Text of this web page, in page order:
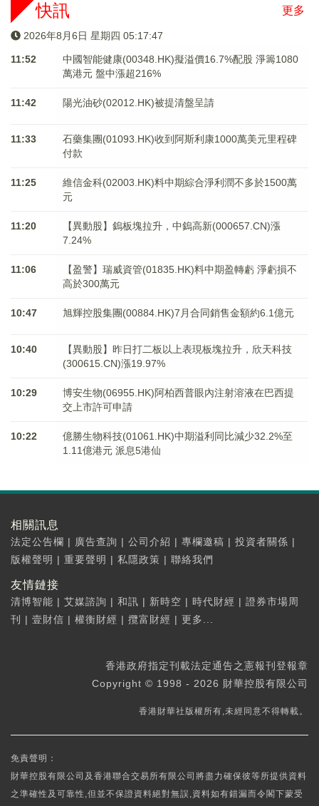
更多
快訊
2026年8月6日 星期四 05:17:48
11:52
中國智能健康(00348.HK)擬溢價16.7%配股 淨籌1080
萬港元 ​​​​​​​盤中漲超216%
11:42 陽光油砂(02012.HK)被提清盤呈請
11:33
石藥集團(01093.HK)收到阿斯利康1000萬美元里程碑
付款
11:25
維信金科(02003.HK)料中期綜合淨利潤不多於1500萬
元
11:20
【異動股】鎢板塊拉升，中鎢高新(000657.CN)漲
7.24%
11:06
【盈警】瑞威資管(01835.HK)料中期盈轉虧 淨虧損不
高於300萬元
10:47 旭輝控股集團(00884.HK)7月合同銷售金額約6.1億元
10:40
【異動股】昨日打二板以上表現板塊拉升，欣天科技
(300615.CN)漲19.97%
10:29
博安生物(06955.HK)阿柏西普眼內注射溶液在巴西提
交上市許可申請
10:22
億勝生物科技(01061.HK)中期溢利同比減少32.2%至
1.11億港元 派息5港仙
相關訊息
法定公告欄 | 廣告查詢 | 公司介紹 | 專欄邀稿 | 投資者關係 |
版權聲明 | 重要聲明 | 私隱政策 | 聯絡我們
友情鏈接
清博智能 | 艾媒諮詢 | 和訊 | 新時空 | 時代財經 | 證券市場周
刊
| 壹財信 | 權衡財經 | 攬富財經 | 更多...
香港政府指定刊載法定通告之憲報刊登報章
Copyright © 1998 - 2026 財華控股有限公司
香港財華社版權所有,未經同意不得轉載。
免責聲明：
財華控股有限公司及香港聯合交易所有限公司將盡力確保彼等所提供資料
之準確性及可靠性,但並不保證資料絕對無誤,資料如有錯漏而令閣下蒙受